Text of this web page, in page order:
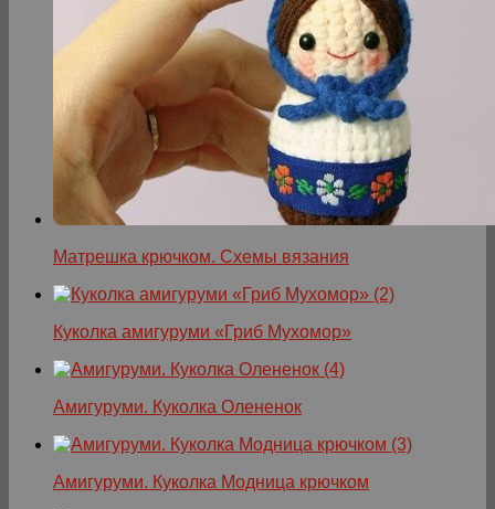
Матрешка крючком. Схемы вязания
Куколка амигуруми «Гриб Мухомор»
Амигуруми. Куколка Олененок
Амигуруми. Куколка Модница крючком